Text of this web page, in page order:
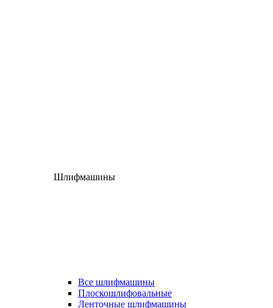
Шлифмашины
Все шлифмашины
Плоскошлифовальные
Ленточные шлифмашины